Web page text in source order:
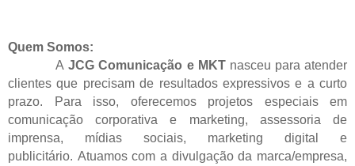
Quem Somos:
A JCG Comunicação e MKTnasceu para atender
clientes que precisam de resultados expressivos e a curto
prazo. Para isso, oferecemos projetos especiais em
comunicação corporativa e marketing, assessoria de
imprensa, mídias sociais, marketing digital e
publicitário. Atuamos com a divulgação da marca/empresa,